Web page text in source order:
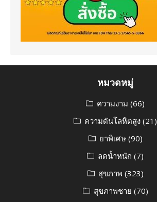
หมวดหมู่
ความงาม (66)
ความดันโลหิตสูง (21)
ยาพิเศษ(90)
ลดน้ำหนัก (7)
สุขภาพ (323)
สุขภาพชาย (70)